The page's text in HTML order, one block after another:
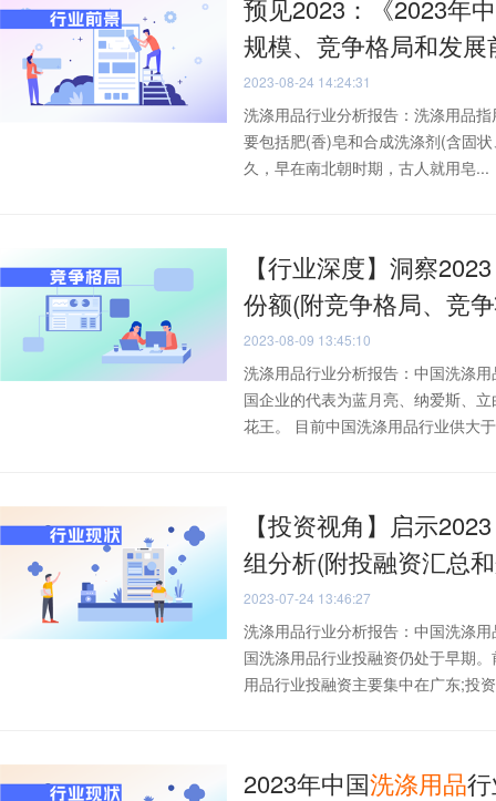
预见2023：《2023年
规模、竞争格局和发展
2023-08-24 14:24:31
洗涤用品行业分析报告：洗涤用品
要包括肥(香)皂和合成洗涤剂(含固
久，早在南北朝时期，古人就用皂...
【行业深度】洞察
份额(附竞争格局、竞
2023-08-09 13:45:10
洗涤用品行业分析报告：中国洗涤
国企业的代表为蓝月亮、纳爱斯、
花王。 目前中国洗涤用品行业供大
【投资视角】启示
组分析(附投融资汇总
2023-07-24 13:46:27
洗涤用品行业分析报告：中国洗涤
国洗涤用品行业投融资仍处于早期
用品行业投融资主要集中在广东;投
2023年中国洗涤用品